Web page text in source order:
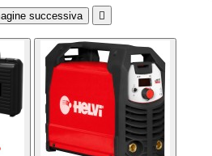
successiva 